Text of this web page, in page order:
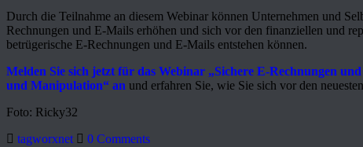
Durch die Teilnahme an diesem Webinar können Unternehmen und
Rechnungen und E-Mails erhöhen und sich vor den finanziellen und
betrügerische E-Rechnungen und E-Mails entstehen können.
Melden Sie sich jetzt für das Webinar „Sichere E-Rechnungen
und Manipulation“ an und erfahren Sie, wie Sie sich vor den
Foto: Ricky32
tagworxnet
0 Comments